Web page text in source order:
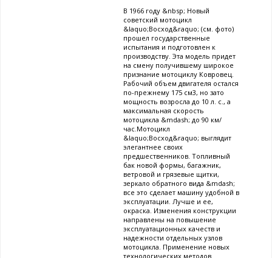
В 1966 году &nbsp; Новый
советский мотоцикл
&laquo;Восход&raquo; (см. фото)
прошел государственные
испытания и подготовлен к
производству. Эта модель придет
на смену получившему широкое
признание мотоциклу Ковровец.
Рабочий объем двигателя остался
по-прежнему 175 см3, но зато
мощность возросла до 10 л. с., а
максимальная скорость
мотоцикла &mdash; до 90 км/
час.Мотоцикл
&laquo;Восход&raquo; выглядит
элегантнее своих
предшественников. Топливный
бак новой формы, багажник,
ветровой и грязевые щитки,
зеркало обратного вида &mdash;
все это сделает машину удобной в
эксплуатации. Лучше и ее,
окраска. Изменения конструкции
направлены на повышение
эксплуатационных качеств и
надежности отдельных узлов
мотоцикла. Применение новых
технологических методов